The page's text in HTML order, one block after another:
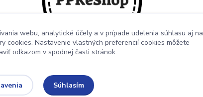
webu, analytické účely a v prípade udelenia súhlasu aj na
cookies. Nastavenie vlastných preferencií cookies môžete
odkazom v spodnej časti stránok.
Súhlasím